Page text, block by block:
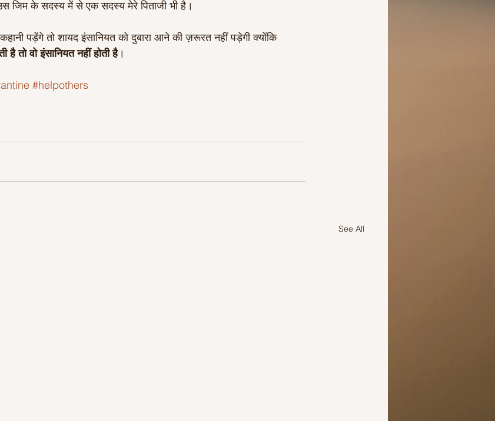
जिम के सदस्य में से एक सदस्य मेरे पिताजी भी है।
पड़ेंगे तो शायद इंसानियत को दुबारा आने की ज़रूरत नहीं पड़ेगी क्योंकि
तो वो इंसानियत नहीं होती है।
#helpothers
See All